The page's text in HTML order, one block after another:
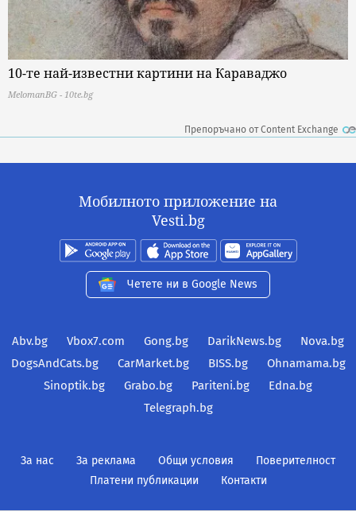
10-те най-известни картини на Караваджо
MelomanBG - 10te.bg
Препоръчано от Content Exchange
Мобилното приложение на
Vesti.bg
Четете ни в Google News
Abv.bg Vbox7.com Gong.bg DarikNews.bg
Nova.bg
DogsAndCats.bg
CarMarket.bg BISS.bg
Ohnamama.bg
Sinoptik.bg
Grabo.bg Pariteni.bg
Edna.bg
Telegraph.bg
За нас За реклама Общи условия
Поверителност
Платени публикации
Контакти